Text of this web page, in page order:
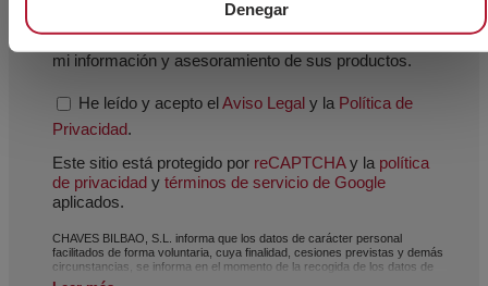
Denegar
personal técnico de CHAVES BILBAO, S.L. (CIF B-
48044473) para que me contacte exclusivamente para
mi información y asesoramiento de sus productos.
He leído y acepto elAviso Legal y la Política de
Privacidad.
Este sitio está protegido por reCAPTCHAy la política
de privacidad y términos de servicio de Google
aplicados.
CHAVES BILBAO, S.L. informa que los datos de carácter personal
facilitados de forma voluntaria, cuya finalidad, cesiones previstas y demás
circunstancias, se informa en el momento de la recogida de los datos de
carácter personal, si bien, según el caso concreto, su finalidad, puede ser